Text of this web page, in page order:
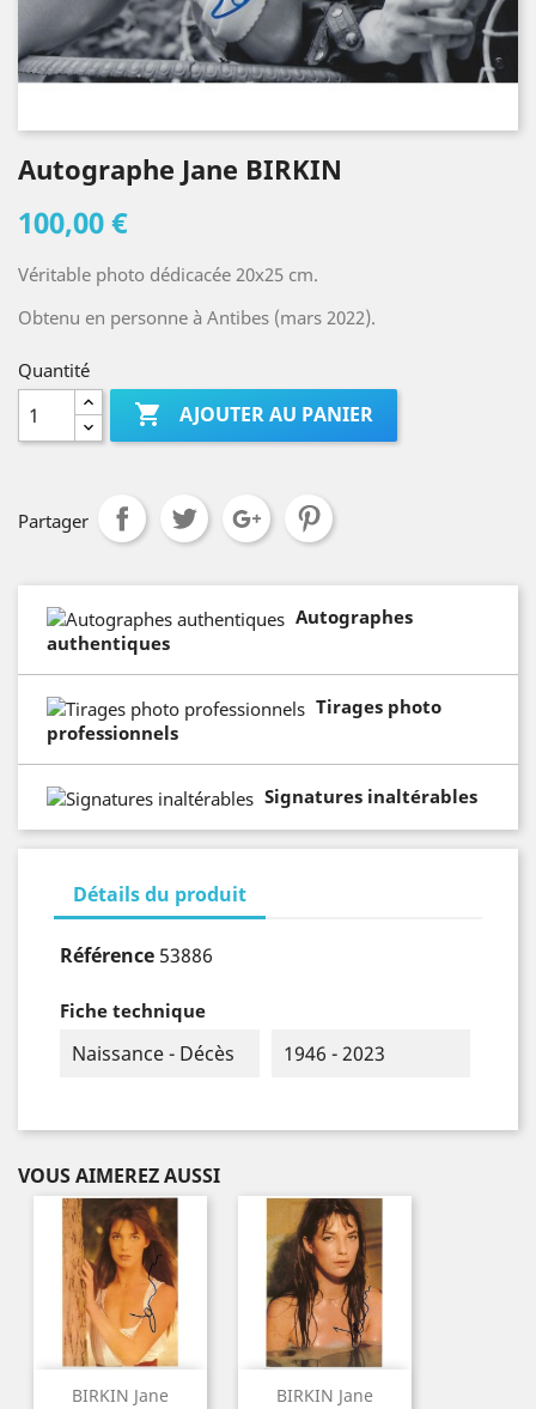
Autographe Jane BIRKIN
100,00 €
Véritable photo dédicacée 20x25 cm.
Obtenu en personne à Antibes (mars 2022).
Quantité
 AJOUTER AU PANIER
Partager
Autographes
authentiques
Tirages photo
professionnels
Signatures inaltérables
Détails du produit
Référence 53886
Fiche technique
Naissance - Décès 1946 - 2023
VOUS AIMEREZ AUSSI
BIRKIN Jane BIRKIN Jane